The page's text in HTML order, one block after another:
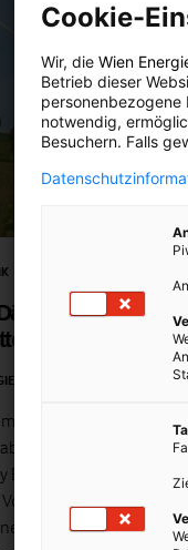
–
WDVS 1
REDAKTION
treffen mehrere
fallen bis zum
mehrere
gutes
WDVS erfolgt in
Cookie-
Wir, die Wien
Betrieb dieser
notwendig,
Besuchern. Falls